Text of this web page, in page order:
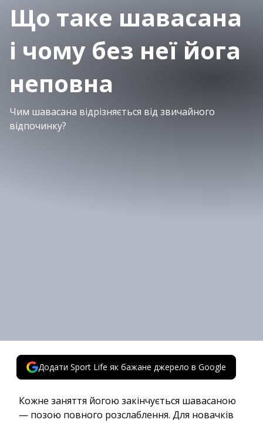
Що таке шавасана
і чому без неї йога
неповна
Чим шавасана відрізняється від звичайного
відпочинку?
Додати Sport Life як бажане джерело в Google
Кожне заняття йогою закінчується шавасаною
— позою повного розслаблення. Для новачків